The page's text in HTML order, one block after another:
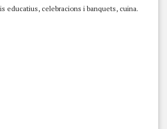
educatius, celebracions i banquets, cuina.